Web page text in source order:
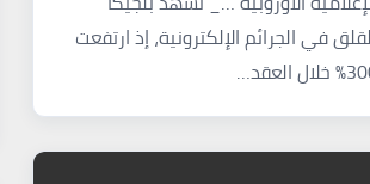
في الجرائم الإلكترونية، إذ ارتفعت